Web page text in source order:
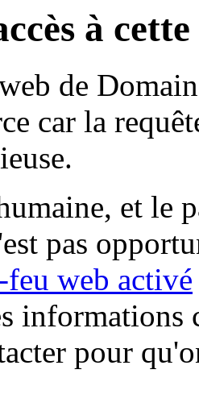
à
de
car la
et le
pas
feu web activé
informations
pour